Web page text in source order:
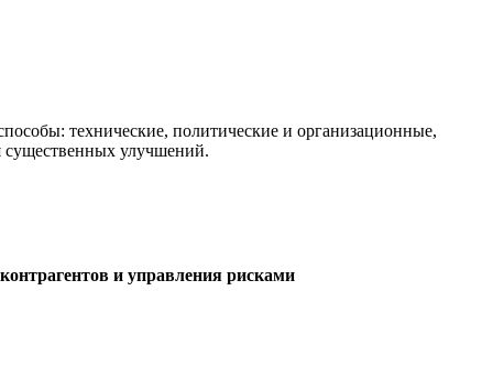
технические, политические и организационные,
существенных улучшений.
и управления рисками